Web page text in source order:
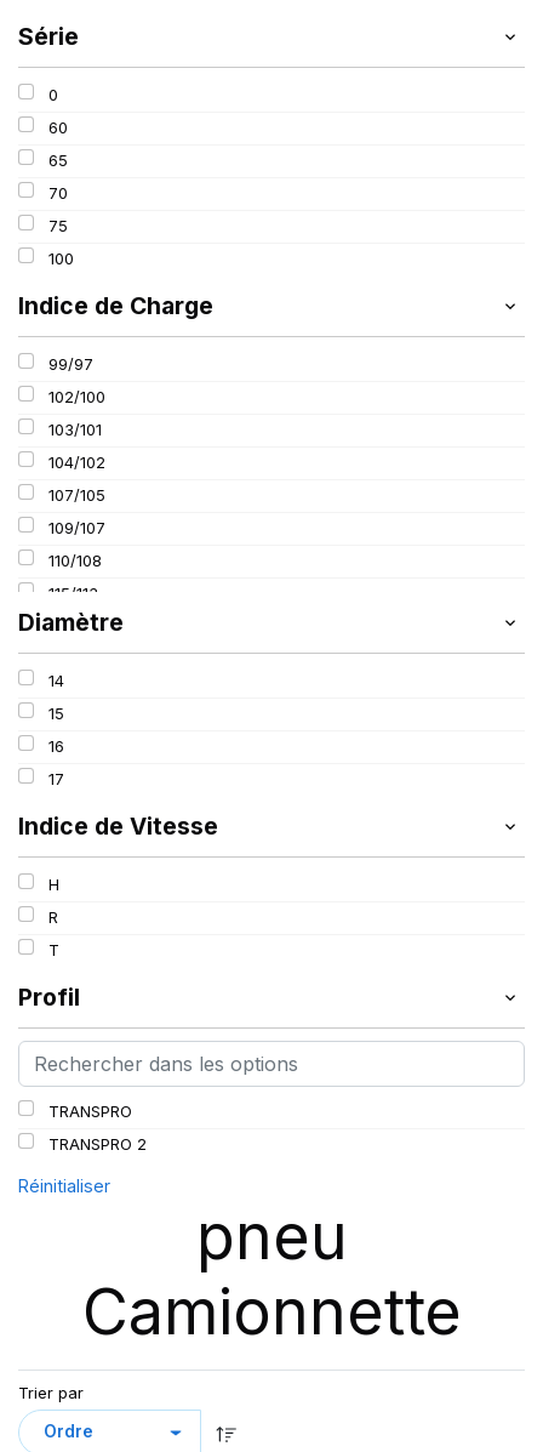
Série
0
60
65
70
75
100
Indice de Charge
99/97
102/100
103/101
104/102
107/105
109/107
110/108
115/113
116/114
Diamètre
14
15
16
17
Indice de Vitesse
H
R
T
Profil
TRANSPRO
TRANSPRO 2
Réinitialiser
pneu
Camionnette
Trier par